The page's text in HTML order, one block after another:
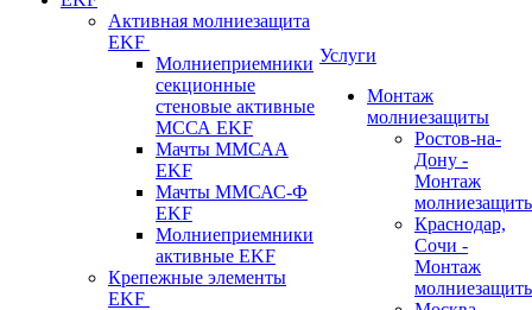
Активная молниезащита
EKF
Молниеприемники
секционные
стеновые активные
МССА EKF
Мачты ММСАА
EKF
Мачты ММСАС-Ф
EKF
Молниеприемники
активные EKF
Крепежные элементы
EKF
Услуги
Монтаж
молниезащиты
Ростов-на-
Дону -
Монтаж
Краснодар,
Сочи -
Монтаж